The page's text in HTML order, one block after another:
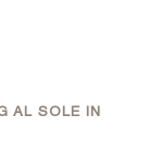
AL SOLE IN